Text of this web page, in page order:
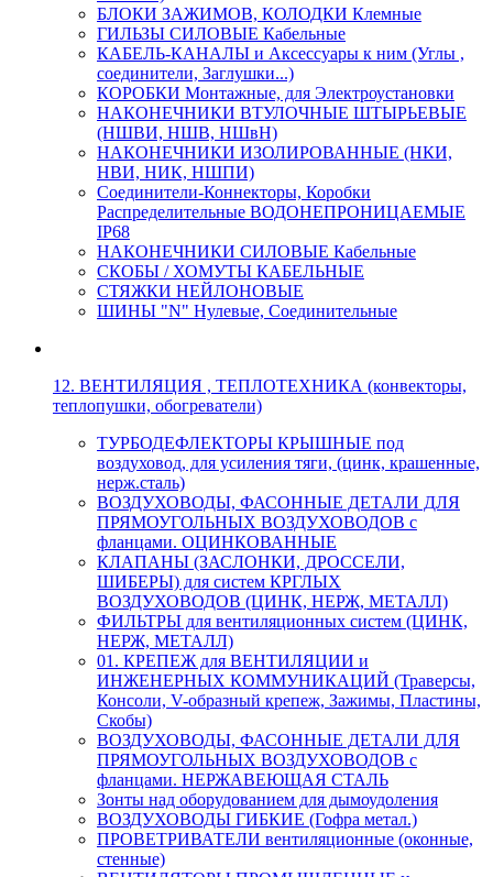
БЛОКИ ЗАЖИМОВ, КОЛОДКИ Клемные
ГИЛЬЗЫ СИЛОВЫЕ Кабельные
КАБЕЛЬ-КАНАЛЫ и Аксессуары к ним (Углы ,
соединители, Заглушки...)
КОРОБКИ Монтажные, для Электроустановки
НАКОНЕЧНИКИ ВТУЛОЧНЫЕ ШТЫРЬЕВЫЕ
(НШВИ, НШВ, НШвН)
НАКОНЕЧНИКИ ИЗОЛИРОВАННЫЕ (НКИ,
НВИ, НИК, НШПИ)
Соединители-Коннекторы, Коробки
Распределительные ВОДОНЕПРОНИЦАЕМЫЕ
IP68
НАКОНЕЧНИКИ СИЛОВЫЕ Кабельные
СКОБЫ / ХОМУТЫ КАБЕЛЬНЫЕ
СТЯЖКИ НЕЙЛОНОВЫЕ
ШИНЫ "N" Нулевые, Соединительные
12. ВЕНТИЛЯЦИЯ , ТЕПЛОТЕХНИКА (конвекторы,
теплопушки, обогреватели)
ТУРБОДЕФЛЕКТОРЫ КРЫШНЫЕ под
воздуховод, для усиления тяги, (цинк, крашенные,
нерж.сталь)
ВОЗДУХОВОДЫ, ФАСОННЫЕ ДЕТАЛИ ДЛЯ
ПРЯМОУГОЛЬНЫХ ВОЗДУХОВОДОВ с
фланцами. ОЦИНКОВАННЫЕ
КЛАПАНЫ (ЗАСЛОНКИ, ДРОССЕЛИ,
ШИБЕРЫ) для систем КРГЛЫХ
ВОЗДУХОВОДОВ (ЦИНК, НЕРЖ, МЕТАЛЛ)
ФИЛЬТРЫ для вентиляционных систем (ЦИНК,
НЕРЖ, МЕТАЛЛ)
01. КРЕПЕЖ для ВЕНТИЛЯЦИИ и
ИНЖЕНЕРНЫХ КОММУНИКАЦИЙ (Траверсы,
Консоли, V-образный крепеж, Зажимы, Пластины,
Скобы)
ВОЗДУХОВОДЫ, ФАСОННЫЕ ДЕТАЛИ ДЛЯ
ПРЯМОУГОЛЬНЫХ ВОЗДУХОВОДОВ с
фланцами. НЕРЖАВЕЮЩАЯ СТАЛЬ
Зонты над оборудованием для дымоудоления
ВОЗДУХОВОДЫ ГИБКИЕ (Гофра метал.)
ПРОВЕТРИВАТЕЛИ вентиляционные (оконные,
стенные)